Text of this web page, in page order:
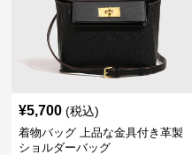
¥5,700 (税込)
着物バッグ 上品な金具付き革製
ショルダーバッグ